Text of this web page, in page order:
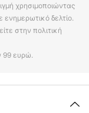
χρησιμοποιώντας
δελτίο.
στην πολιτική
99 ευρώ.